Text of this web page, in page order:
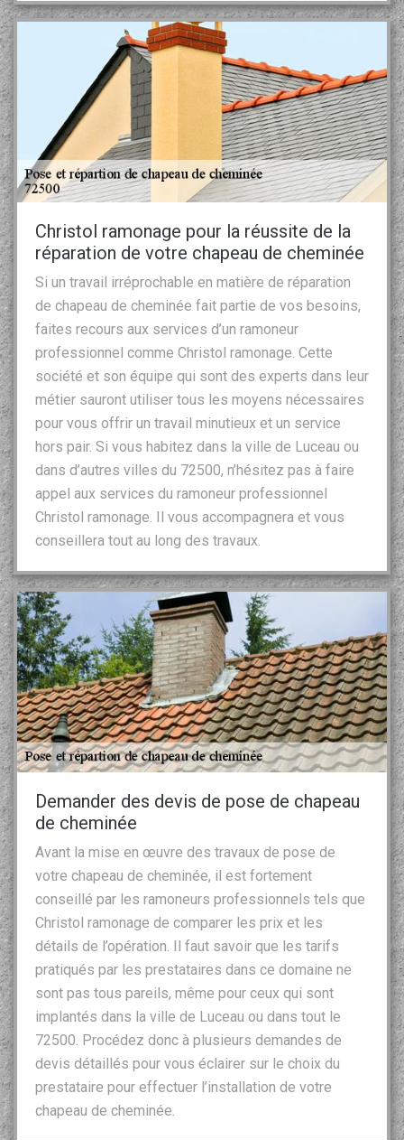
Christol ramonage pour la réussite de la
réparation de votre chapeau de cheminée
Si un travail irréprochable en matière de réparation
de chapeau de cheminée fait partie de vos besoins,
faites recours aux services d’un ramoneur
professionnel comme Christol ramonage. Cette
société et son équipe qui sont des experts dans leur
métier sauront utiliser tous les moyens nécessaires
pour vous offrir un travail minutieux et un service
hors pair. Si vous habitez dans la ville de Luceau ou
dans d’autres villes du 72500, n’hésitez pas à faire
appel aux services du ramoneur professionnel
Christol ramonage. Il vous accompagnera et vous
conseillera tout au long des travaux.
Demander des devis de pose de chapeau
de cheminée
Avant la mise en œuvre des travaux de pose de
votre chapeau de cheminée, il est fortement
conseillé par les ramoneurs professionnels tels que
Christol ramonage de comparer les prix et les
détails de l’opération. Il faut savoir que les tarifs
pratiqués par les prestataires dans ce domaine ne
sont pas tous pareils, même pour ceux qui sont
implantés dans la ville de Luceau ou dans tout le
72500. Procédez donc à plusieurs demandes de
devis détaillés pour vous éclairer sur le choix du
prestataire pour effectuer l’installation de votre
chapeau de cheminée.